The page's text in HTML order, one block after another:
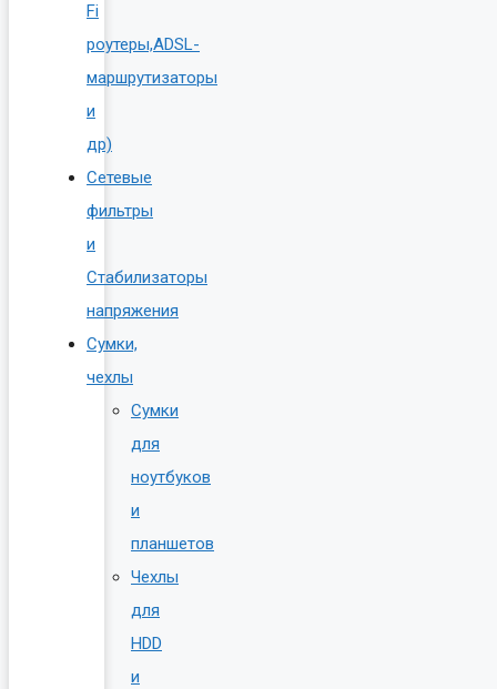
Fi
роутеры,ADSL-
маршрутизаторы
и
др)
Сетевые
фильтры
и
Стабилизаторы
напряжения
Сумки,
чехлы
Сумки
для
ноутбуков
и
планшетов
Чехлы
для
HDD
и